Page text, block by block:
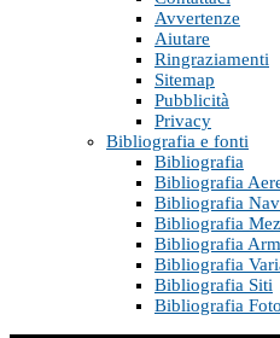
Avvertenze
Aiutare
Ringraziamenti
Sitemap
Pubblicità
Privacy
Bibliografia e fonti
Bibliografia
Bibliografia
Bibliografia
Bibliografia
Bibliografia
Bibliografia
Bibliografia Siti
Bibliografia Foto